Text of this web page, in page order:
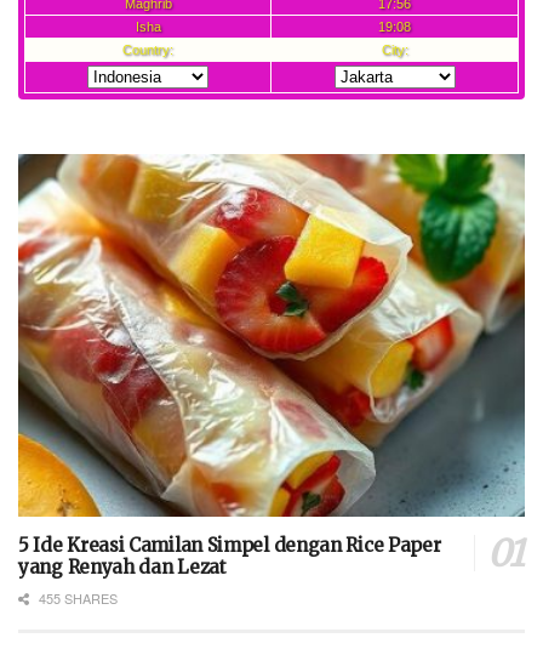
5 Ide Kreasi Camilan Simpel dengan Rice Paper
yang Renyah dan Lezat
455 SHARES